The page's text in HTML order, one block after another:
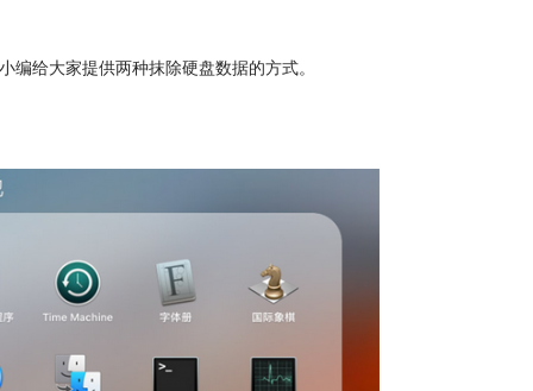
给大家提供两种抹除硬盘数据的方式。